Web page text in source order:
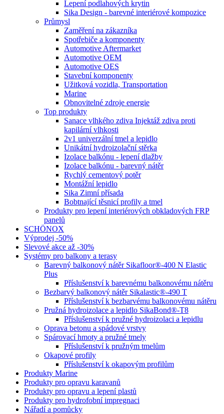
Lepení podlahových krytin
Sika Design - barevné interiérové kompozice
Průmysl
Zaměření na zákazníka
Spotřebiče a komponenty
Automotive Aftermarket
Automotive OEM
Automotive OES
Stavební komponenty
Užitková vozidla, Transportation
Marine
Obnovitelné zdroje energie
Top produkty
Sanace vlhkého zdiva Injektáž zdiva proti
kapilární vlhkosti
2v1 univerzální tmel a lepidlo
Unikátní hydroizolační stěrka
Izolace balkónu - lepení dlažby
Izolace balkónu - barevný nátěr
Rychlý cementový potěr
Montážní lepidlo
Sika Zimní přísada
Bobtnající těsnicí profily a tmel
Produkty pro lepení interiérových obkladových FRP
panelů
SCHÖNOX
Výprodej -50%
Slevové akce až -30%
Systémy pro balkony a terasy
Barevný balkonový nátěr Sikafloor®-400 N Elastic
Plus
Příslušenství k barevnému balkonovému nátěru
Bezbarvý balkonový nátěr Sikalastic®-490 T
Příslušenství k bezbarvému balkonovému nátěru
Pružná hydroizolace a lepidlo SikaBond®-T8
Příslušenství k pružné hydroizolaci a lepidlu
Oprava betonu a spádové vrstvy
Spárovací hmoty a pružné tmely
Příslušenství k pružným tmelům
Okapové profily
Příslušenství k okapovým profilům
Produkty Marine
Produkty pro opravu karavanů
Produkty pro opravu a lepení plastů
Produkty pro hydrofobní impregnaci
Nářadí a pomůcky